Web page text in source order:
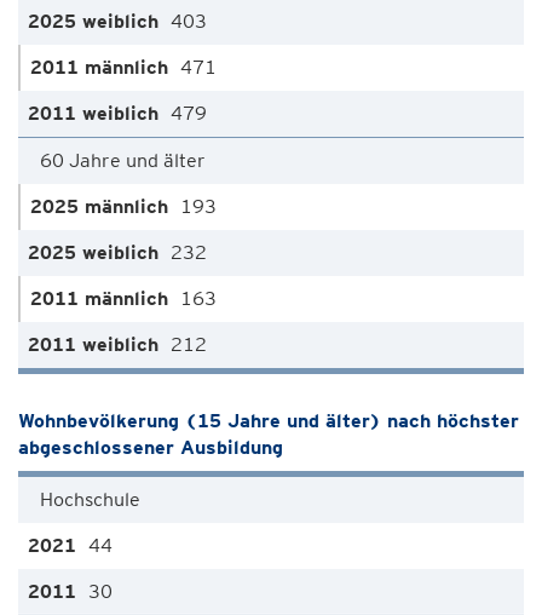
403
471
479
60 Jahre und älter
193
232
163
212
Wohnbevölkerung (15 Jahre und älter) nach höchster
abgeschlossener Ausbildung
Hochschule
44
30